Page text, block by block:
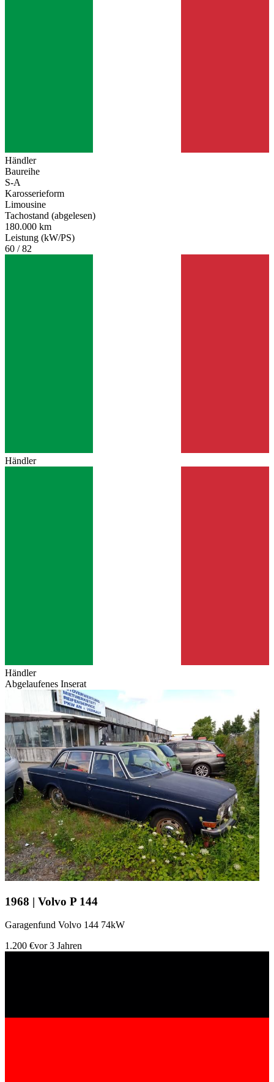
Händler
Baureihe
S-A
Karosserieform
Limousine
Tachostand (abgelesen)
180.000 km
Leistung (kW/PS)
60 / 82
Händler
Händler
Abgelaufenes Inserat
1968 | Volvo P 144
Garagenfund Volvo 144 74kW
1.200 €vor 3 Jahren